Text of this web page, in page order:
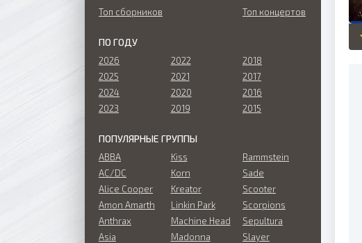
Топ сборников Топ концертов
ПО ГОДУ
2026
2025
2024
2023
2022
2021
2020
2019
2018
2017
2016
2015
ПОПУЛЯРНЫЕ ГРУППЫ
ABBA
AC/DC
Alice Cooper
Amon Amarth
Anthrax
Asia
Kiss
Korn
Kreator
Linkin Park
Machine Head
Madonna
Rammstein
Sade
Scooter
Scorpions
Sepultura
Slayer